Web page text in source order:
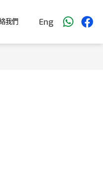
我們 Eng